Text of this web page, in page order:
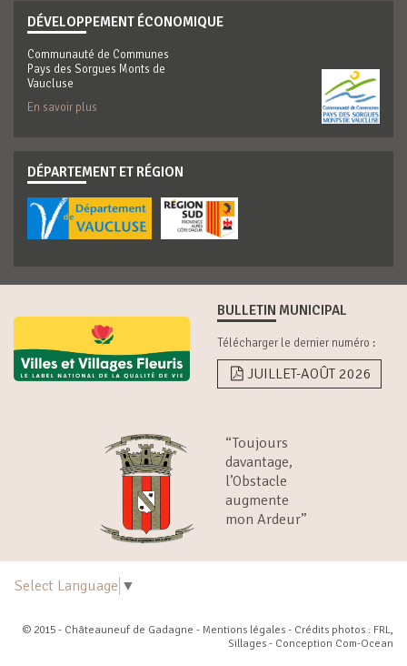
DÉVELOPPEMENT ÉCONOMIQUE
Communauté de Communes
Pays des Sorgues Monts de
Vaucluse
En savoir plus
DÉPARTEMENT ET RÉGION
BULLETIN MUNICIPAL
Télécharger le dernier numéro :
JUILLET-AOÛT 2026
“Toujours
davantage,
l’Obstacle
augmente
mon Ardeur”
Select Language ▼
© 2015 - Châteauneuf de Gadagne - Mentions légales - Crédits photos : FRL,
Sillages - Conception Com-Ocean